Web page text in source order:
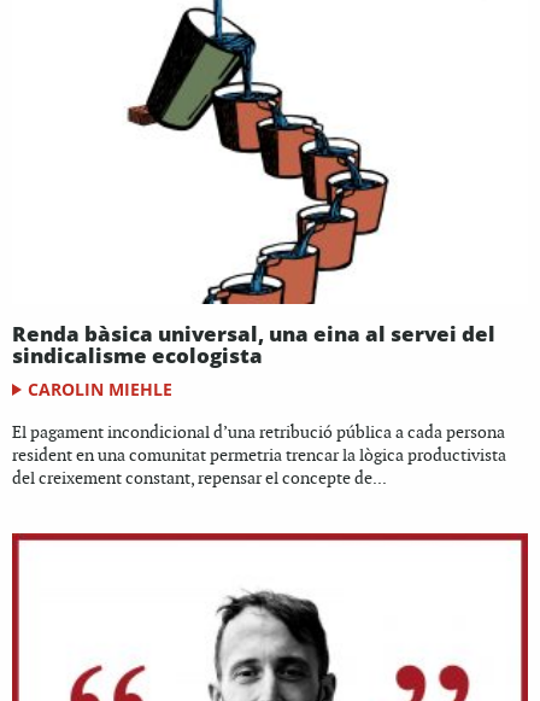
Renda bàsica universal, una eina al servei del
sindicalisme ecologista
CAROLIN MIEHLE
El pagament incondicional d’una retribució pública a cada persona
resident en una comunitat permetria trencar la lògica productivista
del creixement constant, repensar el concepte de...